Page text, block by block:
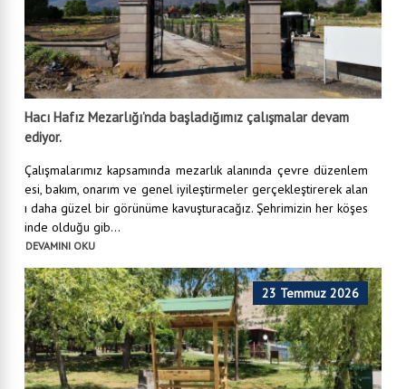
Hacı Hafız Mezarlığı’nda başladığımız çalışmalar devam
ediyor.
Çalışmalarımız kapsamında mezarlık alanında çevre düzenlem
esi, bakım, onarım ve genel iyileştirmeler gerçekleştirerek alan
ı daha güzel bir görünüme kavuşturacağız. Şehrimizin her köşes
inde olduğu gib...
DEVAMINI OKU
23 Temmuz 2026